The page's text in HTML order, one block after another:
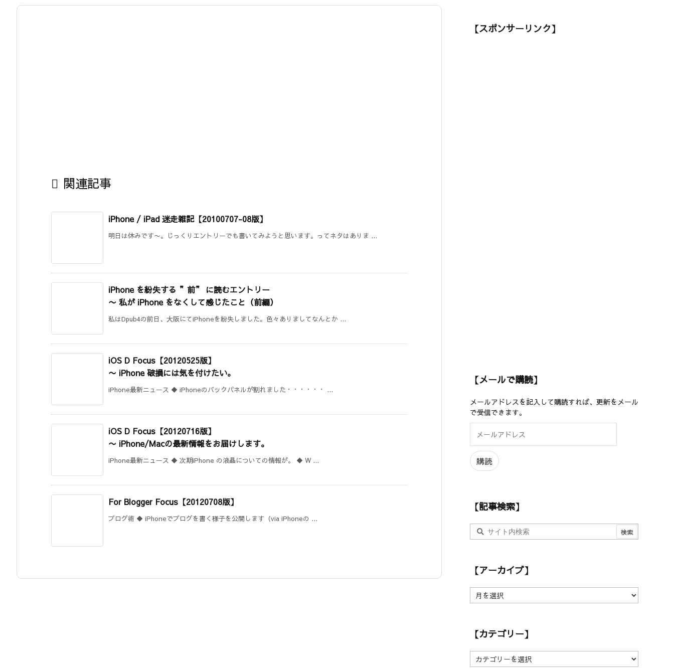
 関連記事
iPhone / iPad 迷走雑記【20100707-08版】
明日は休みです〜。じっくりエントリーでも書いてみようと思います。ってネタはありま ...
iPhone を紛失する ”前” に読むエントリー
〜 私が iPhone をなくして感じたこと（前編）
私はDpub4の前日、大阪にてiPhoneを紛失しました。色々ありましてなんとか ...
iOS D Focus【20120525版】
〜 iPhone 破損には気を付けたい。
iPhone最新ニュース ◆ iPhoneのバックパネルが割れました・・・・・・ ...
iOS D Focus【20120716版】
〜 iPhone/Macの最新情報をお届けします。
iPhone最新ニュース ◆ 次期iPhone の液晶についての情報が。 ◆ W ...
For Blogger Focus【20120708版】
ブログ術 ◆ iPhoneでブログを書く様子を公開します（via iPhoneの ...
【スポンサーリンク】
【メールで購読】
メールアドレスを記入して購読すれば、更新をメール
で受信できます。
ル
ア
ド
購読
【記事検索】
【アーカイブ】
ア
イ
】
【カテゴリー】
【
カ